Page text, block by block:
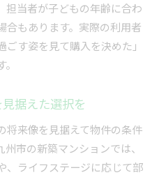
担当者が子どもの年齢に合わ
合もあります。実際の利用者
す姿を見て購入を決めた」
据えた選択を
将来像を見据えて物件の条件
市の新築マンションでは、
、ライフステージに応じて部